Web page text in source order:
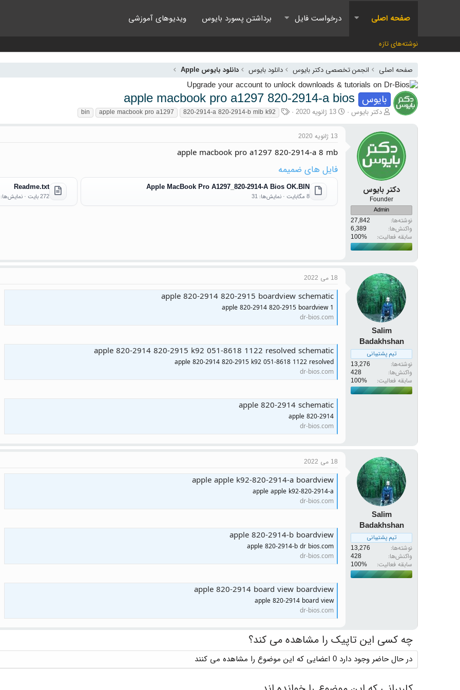
صفحه اصلی درخواست فایل برداشتن پسورد بایوس ویدیوهای آموزشی
نوشته‌های تازه
صفحه اصلی انجمن تخصصی دکتر بایوس دانلود بایوس دانلود بایوس Apple
بایوس apple macbook pro a1297 820-2914-a bios
آغازگر گفتمان
دکتر بایوس تاریخ شروع
13 ژانویه 2020 برچسب‌ها
820-2914-a 820-2914-b mlb k92
apple macbook pro a1297
bin
دکتر بایوس
Founder
Admin
نوشته‌ها
27,842
واکنش‌ها
6,389
سابقه فعالیت:
13 ژانویه 2020
apple macbook pro a1297 820-2914-a 8 mb
فایل های ضمیمه
Apple MacBook Pro A1297_820-2914-A Bios OK.BIN
8 مگابایت · نمایش‌ها: 31
Readme.txt
272 بایت · نمایش‌ها: 11
Salim
Badakhshan
تیم پشتیبانی
نوشته‌ها
13,276
واکنش‌ها
428
سابقه فعالیت:
18 می 2022
apple 820-2914 820-2915 boardview schematic
apple 820-2914 820-2915 boardview 1
dr-bios.com
apple 820-2914 820-2915 k92 051-8618 1122 resolved schematic
apple 820-2914 820-2915 k92 051-8618 1122 resolved
dr-bios.com
apple 820-2914 schematic
apple 820-2914
dr-bios.com
Salim
Badakhshan
تیم پشتیبانی
نوشته‌ها
13,276
واکنش‌ها
428
سابقه فعالیت:
18 می 2022
apple apple k92-820-2914-a boardview
apple apple k92-820-2914-a
dr-bios.com
apple 820-2914-b boardview
apple 820-2914-b dr bios.com
dr-bios.com
apple 820-2914 board view boardview
apple 820-2914 board view
dr-bios.com
چه کسی این تاپیک را مشاهده می کند؟
در حال حاضر وجود دارد 0 اعضایی که این موضوع را مشاهده می کنند